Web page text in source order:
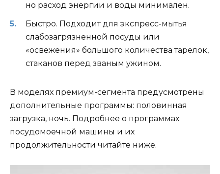
но расход энергии и воды минимален.
Быстро. Подходит для экспресс-мытья
слабозагрязненной посуды или
«освежения» большого количества тарелок,
стаканов перед званым ужином.
В моделях премиум-сегмента предусмотрены
дополнительные программы: половинная
загрузка, ночь. Подробнее о программах
посудомоечной машины и их
продолжительности читайте ниже.